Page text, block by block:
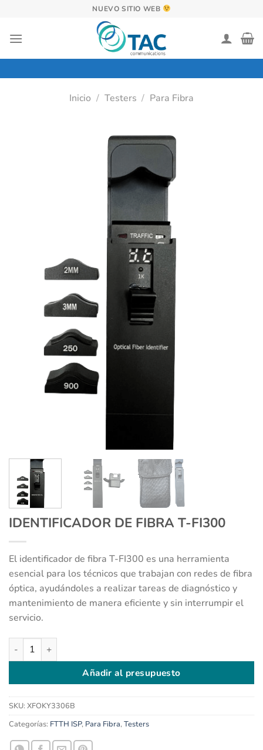
contenido
NUEVO SITIO WEB
Inicio / Testers / Para Fibra
IDENTIFICADOR DE FIBRA T-FI300
El identificador de fibra T-FI300 es una herramienta
esencial para los técnicos que trabajan con redes de fibra
óptica, ayudándoles a realizar tareas de diagnóstico y
mantenimiento de manera eficiente y sin interrumpir el
servicio.
IDENTIFICADOR DE FIBRA T-FI300 cantidad
Añadir al presupuesto
SKU: XFOKY3306B
Categorías: FTTH ISP, Para Fibra,Testers